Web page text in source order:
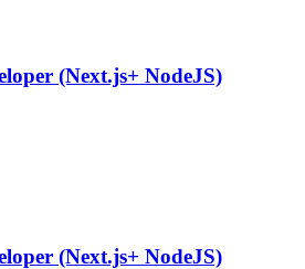
(Next.js+ NodeJS)
(Next.js+ NodeJS)